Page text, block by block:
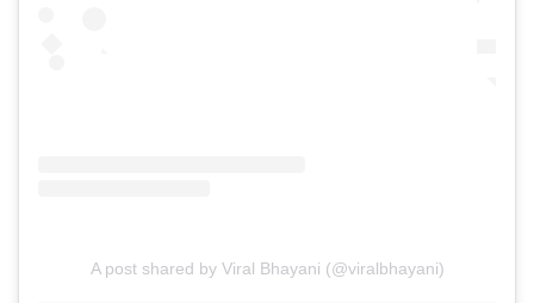
A post shared by Viral Bhayani (@viralbhayani)